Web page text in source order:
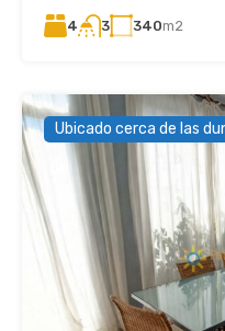
4 3 340m2
Ubicado cerca de las